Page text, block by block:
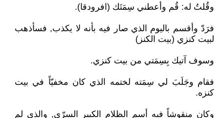
وقُلتُ له: قُم وأعطني سِمَتَك (افرودقا).
فرَدّ وأقسم باليوم الذي صار فيه بأنه لا يكذب, فسأذهب
لبيت كنزي (بيت الكنز)
وسوف آتيك بِسِمَتي من بيت كنزي.
فقام وجَلَبَ لي سِمَته لختمه الذي كان مخفيّاً في بيت
كنزه.
وكان منقوشاً فيه أسم الظلام الكبير السرّي, والذي لم